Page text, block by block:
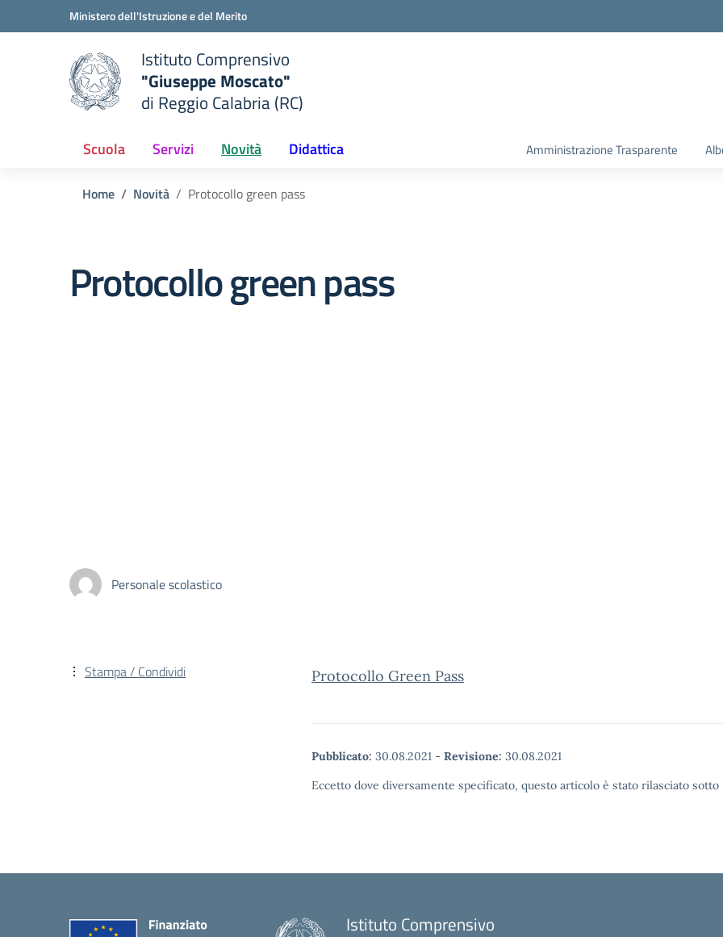
Vai ai contenuti
Vai al menu di navigazioneMinistero dell'Istruzione e del Merito
scuola
Istituto Comprensivo
"Giuseppe Moscato"
di Reggio Calabria (RC)
Scuola Servizi Novità Didattica Amministrazione Trasparente
Home Novità Protocollo green pass
Protocollo green pass
Personale scolastico
Protocollo Green Pass
Pubblicato: 30.08.2021 - Revisione: 30.08.2021
Eccetto dove diversamente specificato, questo articolo è stato rilasciato
Stampa / Condividi
Istituto Comprensivo